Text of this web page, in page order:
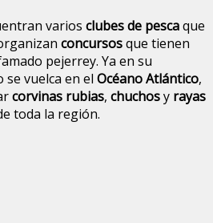
variosclubes de pescaque
concursosque tienen
pejerrey. Ya en su
se vuelca en elOcéano Atlántico,
corvinas rubias,chuchosy rayas
toda la región.